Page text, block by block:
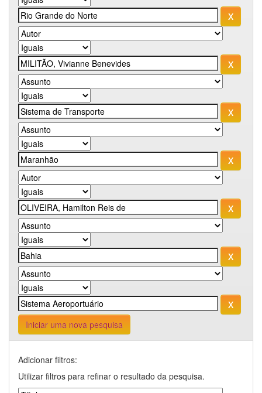
Iniciar uma nova pesquisa
Adicionar filtros:
Utilizar filtros para refinar o resultado da pesquisa.